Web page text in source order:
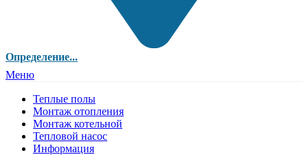
Определение...
Меню
Теплые полы
Монтаж отопления
Монтаж котельной
Тепловой насос
Информация